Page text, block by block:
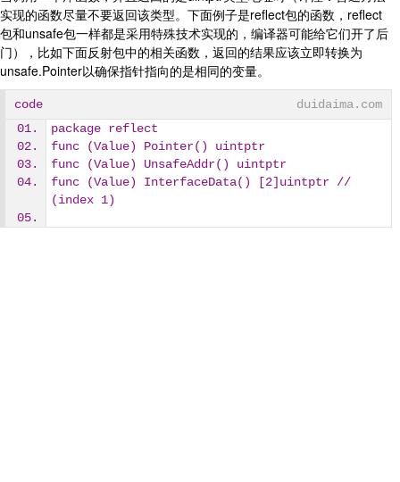
实现的函数尽量不要返回该类型。下面例子是reflect包的函数，reflect
包和unsafe包一样都是采用特殊技术实现的，编译器可能给它们开了后
门），比如下面反射包中的相关函数，返回的结果应该立即转换为
unsafe.Pointer以确保指针指向的是相同的变量。
code
duidaima.com
package reflect
func (Value) Pointer() uintptr
func (Value) UnsafeAddr() uintptr
func (Value) InterfaceData() [2]uintptr //
(index 1)